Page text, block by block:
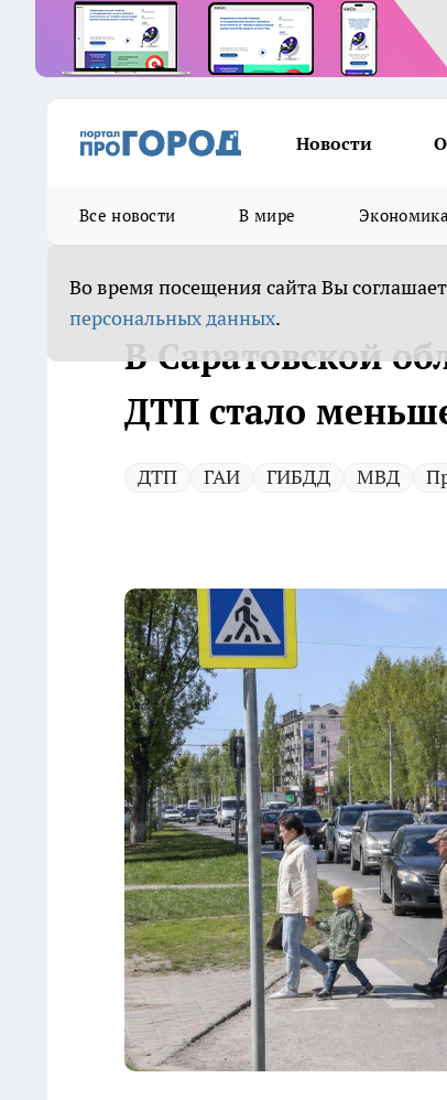
Новости
Все новости В мире
Во время посещения сайта Вы
персональных данных.
В Саратовской
ДТП стало
ДТП ГАИ ГИБДД МВД